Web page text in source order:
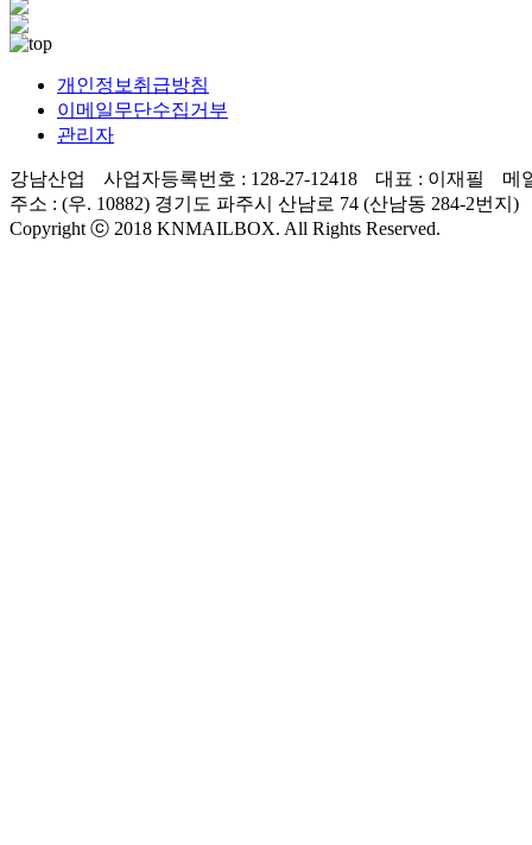
개인정보취급방침
이메일무단수집거부
관리자
강남산업 사업자등록번호 : 128-27-12418 대표 : 이재필
메
주소 : (우. 10882) 경기도 파주시 산남로 74 (산남동 284-2번지)
Copyright ⓒ 2018 KNMAILBOX. All Rights Reserved.